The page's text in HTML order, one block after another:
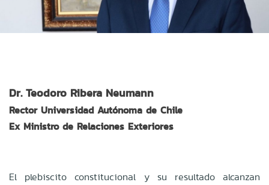
Dr. Teodoro Ribera Neumann
Rector Universidad Autónoma de Chile
Ex Ministro de Relaciones Exteriores
El plebiscito constitucional y su resultado alcanzan